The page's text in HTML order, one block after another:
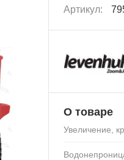
Артикул:
О товаре
Увеличение,